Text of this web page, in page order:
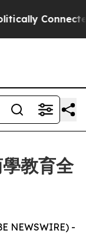
Connected
教育全
NEWSWIRE) -